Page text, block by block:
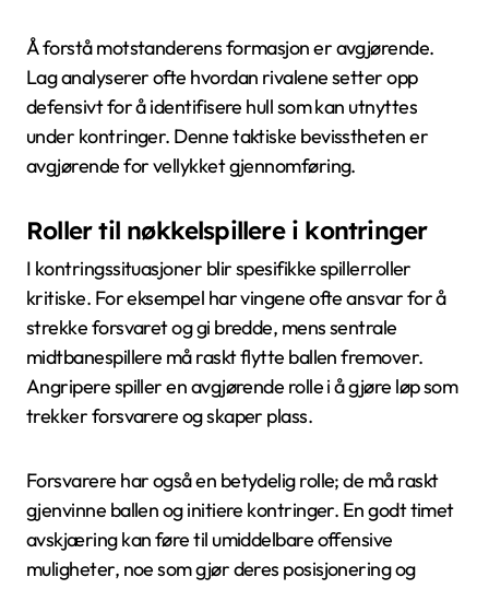
Å forstå motstanderens formasjon er avgjørende.
Lag analyserer ofte hvordan rivalene setter opp
defensivt for å identifisere hull som kan utnyttes
under kontringer. Denne taktiske bevisstheten er
avgjørende for vellykket gjennomføring.
Roller til nøkkelspillere i kontringer
I kontringssituasjoner blir spesifikke spillerroller
kritiske. For eksempel har vingene ofte ansvar for å
strekke forsvaret og gi bredde, mens sentrale
midtbanespillere må raskt flytte ballen fremover.
Angripere spiller en avgjørende rolle i å gjøre løp som
trekker forsvarere og skaper plass.
Forsvarere har også en betydelig rolle; de må raskt
gjenvinne ballen og initiere kontringer. En godt timet
avskjæring kan føre til umiddelbare offensive
muligheter, noe som gjør deres posisjonering og